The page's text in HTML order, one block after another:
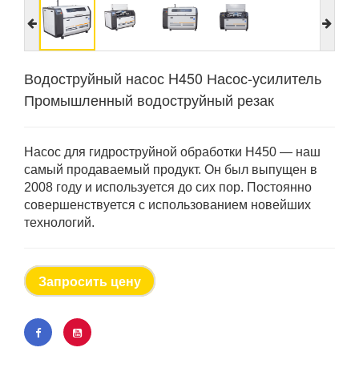
Водоструйный насос H450 Насос-усилитель
Промышленный водоструйный резак
Насос для гидроструйной обработки H450 — наш
самый продаваемый продукт. Он был выпущен в
2008 году и используется до сих пор. Постоянно
совершенствуется с использованием новейших
технологий.
Запросить цену